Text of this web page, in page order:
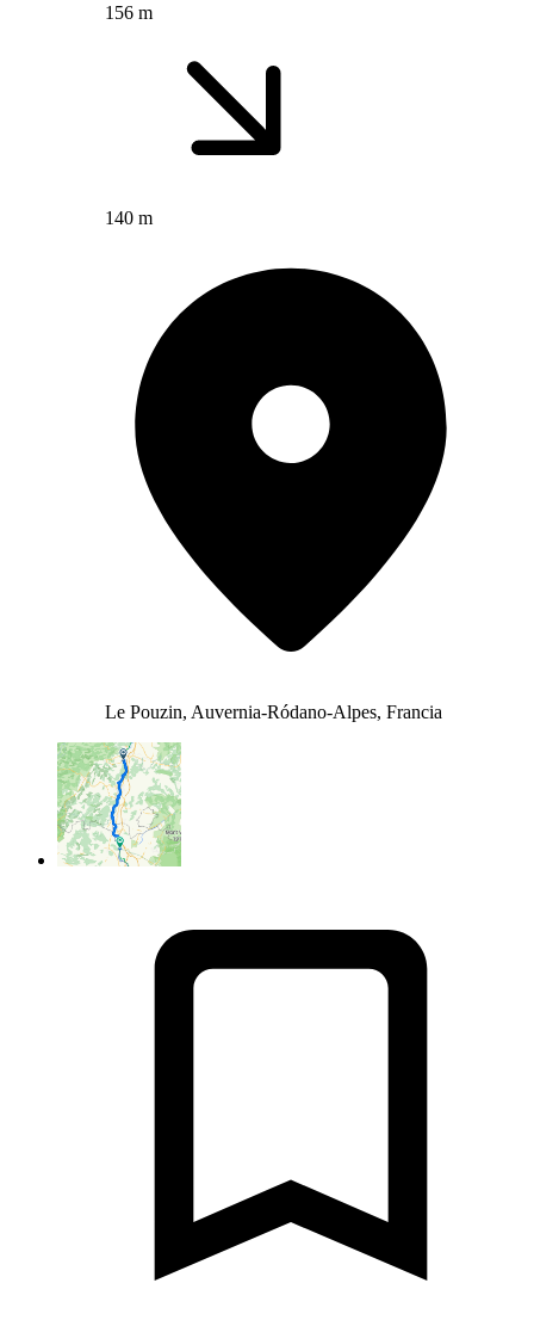
156 m
140 m
Le Pouzin, Auvernia-Ródano-Alpes, Francia